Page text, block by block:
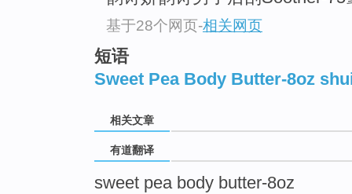
基于28个网页-相关网页
短语
Sweet Pea Body Butter-8oz
相关文章
有道翻译
sweet pea body butter-8oz